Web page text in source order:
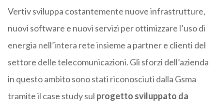
Vertiv sviluppa costantemente nuove infrastrutture,
nuovi software e nuovi servizi per ottimizzare l’uso di
energia nell’intera rete insieme a partner e clienti del
settore delle telecomunicazioni. Gli sforzi dell’azienda
in questo ambito sono stati riconosciuti dalla Gsma
tramite il case study sul progetto sviluppato da